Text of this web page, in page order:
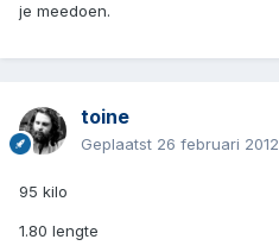
je meedoen.
toine
Geplaatst 26 februari 2012
95 kilo
1.80 lengte